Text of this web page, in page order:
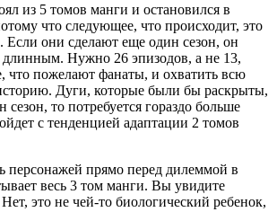
из 5 томов манги и остановился в
что следующее, что происходит, это
они сделают еще один сезон, он
длинным. Нужно 26 эпизодов, а не 13,
что пожелают фанаты, и охватить всю
Дуги, которые были бы раскрыты,
сезон, то потребуется гораздо больше
с тенденцией адаптации 2 томов
персонажей прямо перед дилеммой в
весь 3 том манги. Вы увидите
это не чей-то биологический ребенок,